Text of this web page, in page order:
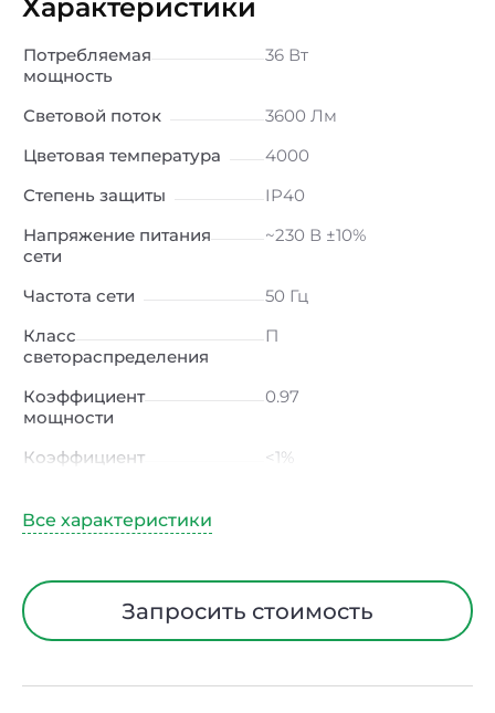
Характеристики
Потребляемая
мощность
36 Вт
Световой поток
3600 Лм
Цветовая температура
4000
Степень защиты
IP40
Напряжение питания
сети
~230 В ±10%
Частота сети
50 Гц
Класс
светораспределения
П
Коэффициент
мощности
0.97
Коэффициент
<1%
Индекс цветопередачи
Тип кривой силы света
Д (косинусная)
Угол рассеивания
120ᵒ
Запросить стоимость